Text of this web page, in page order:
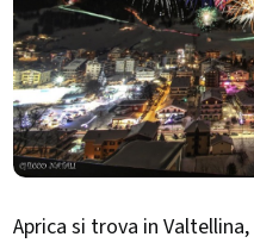
Aprica si trova in